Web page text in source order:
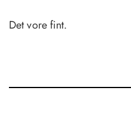
Det vore fint.